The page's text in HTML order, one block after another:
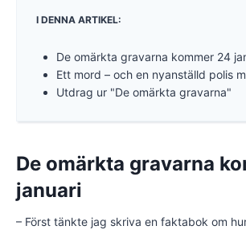
I DENNA ARTIKEL:
De omärkta gravarna kommer 24
Ett mord – och en nyanställd polis
Utdrag ur "De omärkta gravarna"
De omärkta gravarna
januari
– Först tänkte jag skriva en faktabok om